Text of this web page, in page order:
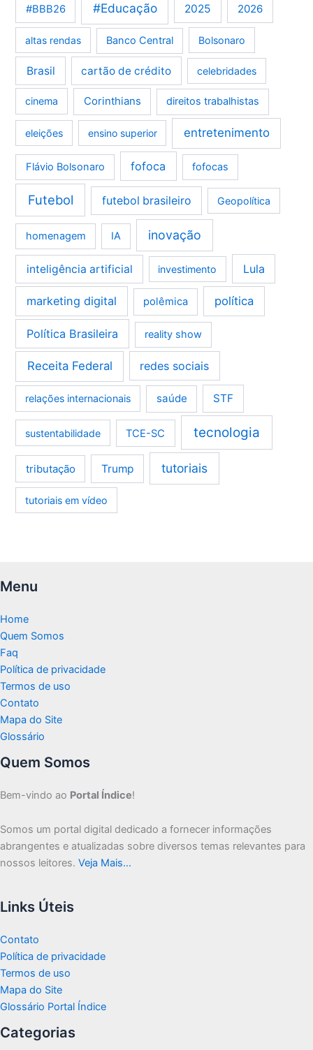
#BBB26 #Educação 2025 2026
altas rendas Banco Central Bolsonaro
Brasil cartão de crédito celebridades
cinema Corinthians direitos trabalhistas
eleições ensino superior entretenimento
Flávio Bolsonaro fofoca fofocas
Futebol futebol brasileiro Geopolítica
homenagem IA inovação
inteligência artificial investimento Lula
marketing digital polêmica política
Política Brasileira reality show
Receita Federal redes sociais
relações internacionais saúde STF
sustentabilidade TCE-SC tecnologia
tributação Trump tutoriais
tutoriais em vídeo
Menu
Home
Quem Somos
Faq
Política de privacidade
Termos de uso
Contato
Mapa do Site
Glossário
Quem Somos
Bem-vindo ao Portal Índice!
Somos um portal digital dedicado a fornecer informações
abrangentes e atualizadas sobre diversos temas relevantes para
nossos leitores. Veja Mais…
Links Úteis
Contato
Política de privacidade
Termos de uso
Mapa do Site
Glossário Portal Índice
Categorias